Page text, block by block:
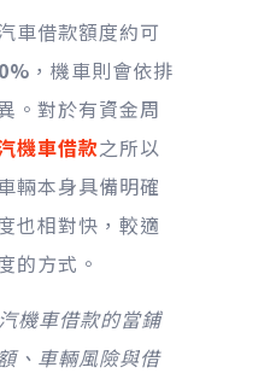
車借款額度約可
，機車則會依排
。對於有資金周
機車借款之所以
輛本身具備明確
也相對快，較適
的方式。
機車借款的當鋪
、車輛風險與借